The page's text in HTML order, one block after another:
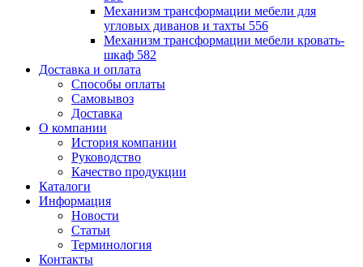
Механизм трансформации мебели для
угловых диванов и тахты 556
Механизм трансформации мебели кровать-
шкаф 582
Доставка и оплата
Способы оплаты
Самовывоз
Доставка
О компании
История компании
Руководство
Качество продукции
Каталоги
Информация
Новости
Статьи
Терминология
Контакты